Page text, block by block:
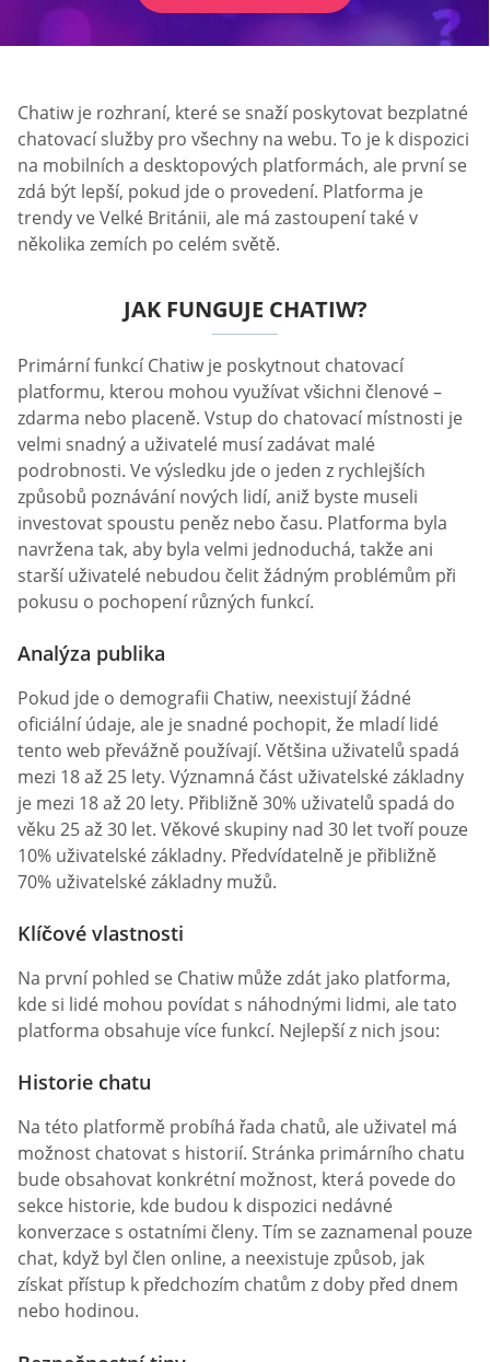
Chatiw je rozhraní, které se snaží poskytovat bezplatné
chatovací služby pro všechny na webu. To je k dispozici
na mobilních a desktopových platformách, ale první se
zdá být lepší, pokud jde o provedení. Platforma je
trendy ve Velké Británii, ale má zastoupení také v
několika zemích po celém světě.
JAK FUNGUJE CHATIW?
Primární funkcí Chatiw je poskytnout chatovací
platformu, kterou mohou využívat všichni členové –
zdarma nebo placeně. Vstup do chatovací místnosti je
velmi snadný a uživatelé musí zadávat malé
podrobnosti. Ve výsledku jde o jeden z rychlejších
způsobů poznávání nových lidí, aniž byste museli
investovat spoustu peněz nebo času. Platforma byla
navržena tak, aby byla velmi jednoduchá, takže ani
starší uživatelé nebudou čelit žádným problémům při
pokusu o pochopení různých funkcí.
Analýza publika
Pokud jde o demografii Chatiw, neexistují žádné
oficiální údaje, ale je snadné pochopit, že mladí lidé
tento web převážně používají. Většina uživatelů spadá
mezi 18 až 25 lety. Významná část uživatelské základny
je mezi 18 až 20 lety. Přibližně 30% uživatelů spadá do
věku 25 až 30 let. Věkové skupiny nad 30 let tvoří pouze
10% uživatelské základny. Předvídatelně je přibližně
70% uživatelské základny mužů.
Klíčové vlastnosti
Na první pohled se Chatiw může zdát jako platforma,
kde si lidé mohou povídat s náhodnými lidmi, ale tato
platforma obsahuje více funkcí. Nejlepší z nich jsou:
Historie chatu
Na této platformě probíhá řada chatů, ale uživatel má
možnost chatovat s historií. Stránka primárního chatu
bude obsahovat konkrétní možnost, která povede do
sekce historie, kde budou k dispozici nedávné
konverzace s ostatními členy. Tím se zaznamenal pouze
chat, když byl člen online, a neexistuje způsob, jak
získat přístup k předchozím chatům z doby před dnem
nebo hodinou.